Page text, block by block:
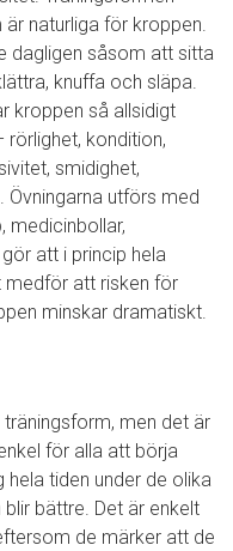
naturliga för kroppen.
dagligen såsom att sitta
knuffa och släpa.
kroppen så allsidigt
rörlighet, kondition,
smidighet,
utförs med
medicinbollar,
att i princip hela
medför att risken för
minskar dramatiskt.
men det är
för alla att börja
tiden under de olika
bättre. Det är enkelt
de märker att de